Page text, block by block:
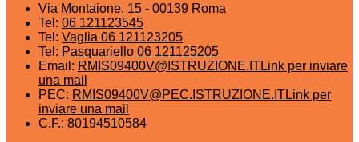
Via Montaione, 15 - 00139 Roma
Tel: 06 121123545
Tel: Vaglia 06 121123205
Tel: Pasquariello 06 121125205
Email: RMIS09400V@ISTRUZIONE.ITLink per inviare
una mail
PEC: RMIS09400V@PEC.ISTRUZIONE.ITLink per
inviare una mail
C.F.: 80194510584